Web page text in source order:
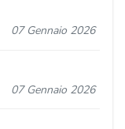
07 Gennaio 2026
07 Gennaio 2026